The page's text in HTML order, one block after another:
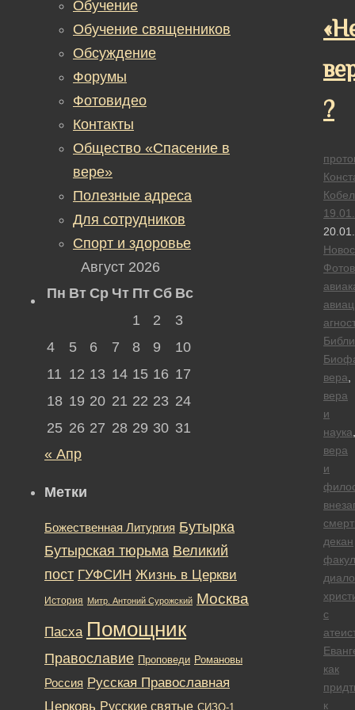
?
вера
вера
и
наука
вера
и
декан
с
как
к
Обучение
Обучение священников
Обсуждение
Форумы
Фотовидео
Контакты
Общество «Спасение в
вере»
Полезные адреса
Для сотрудников
Спорт и здоровье
Август 2026
Пн Вт Ср Чт Пт Сб Вс
1
2
3
4
5 6 7 8 9
10
11 12 13 14 15 16 17
18 19 20 21 22 23 24
25 26 27 28 29 30 31
« Апр
Метки
Божественная Литургия Бутырка
Бутырская тюрьма Великий
пост ГУФСИН Жизнь в Церкви
История Митр. Антоний Сурожский Москва
Пасха Помощник
Православие Проповеди Романовы
Россия Русская Православная
Церковь Русские святые СИЗО-1